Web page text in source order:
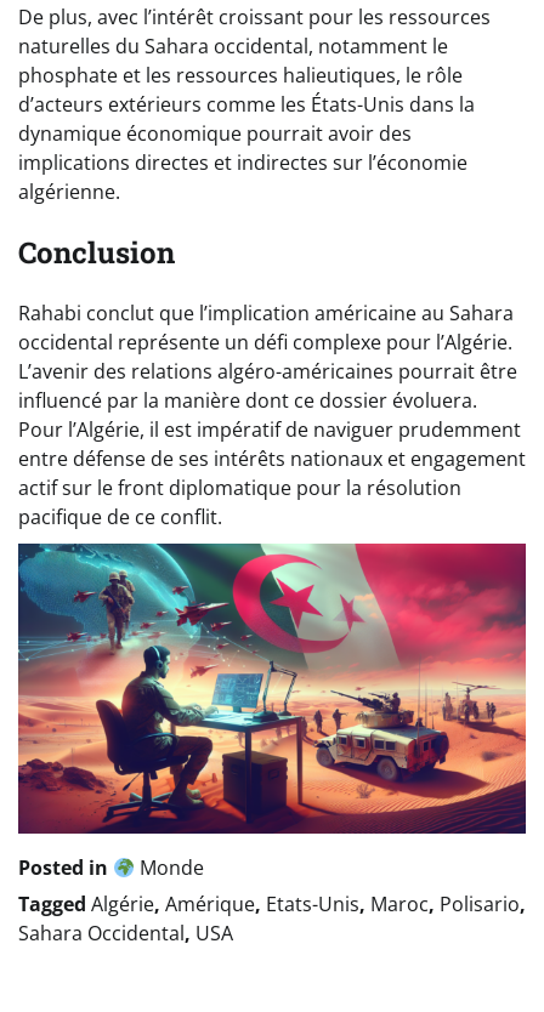
De plus, avec l’intérêt croissant pour les ressources
naturelles du Sahara occidental, notamment le
phosphate et les ressources halieutiques, le rôle
d’acteurs extérieurs comme les États-Unis dans la
dynamique économique pourrait avoir des
implications directes et indirectes sur l’économie
algérienne.
Conclusion
Rahabi conclut que l’implication américaine au Sahara
occidental représente un défi complexe pour l’Algérie.
L’avenir des relations algéro-américaines pourrait être
influencé par la manière dont ce dossier évoluera.
Pour l’Algérie, il est impératif de naviguer prudemment
entre défense de ses intérêts nationaux et engagement
actif sur le front diplomatique pour la résolution
pacifique de ce conflit.
Posted in
Monde
Tagged Algérie, Amérique, Etats-Unis, Maroc, Polisario,
Sahara Occidental, USA